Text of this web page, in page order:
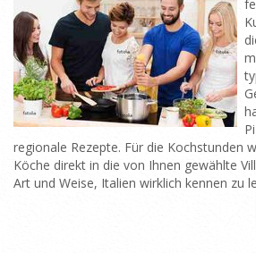
regionale Rezepte. Für die Kochstunden
Köche direkt in die von Ihnen gewählte
Art und Weise, Italien wirklich kennen zu